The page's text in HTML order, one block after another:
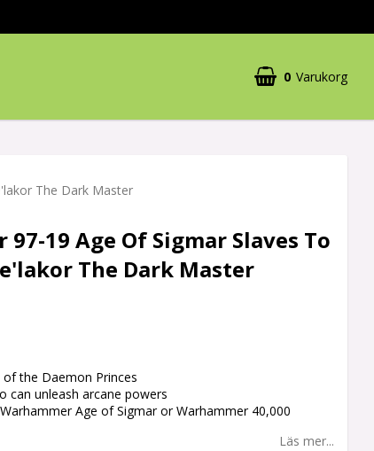
0 Varukorg
The Dark Master
19 Age Of Sigmar Slaves To
The Dark Master
the Daemon Princes
can unleash arcane powers
Age of Sigmar or Warhammer 40,000
Läs mer...